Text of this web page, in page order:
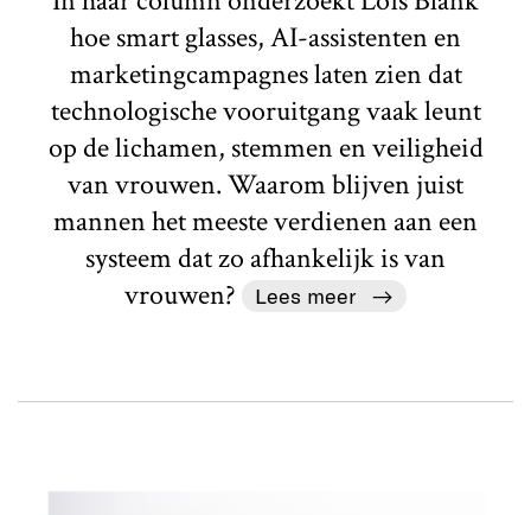
hoe smart glasses, AI-assistenten en
marketingcampagnes laten zien dat
technologische vooruitgang vaak leunt
op de lichamen, stemmen en veiligheid
van vrouwen. Waarom blijven juist
mannen het meeste verdienen aan een
systeem dat zo afhankelijk is van
vrouwen?
Lees meer